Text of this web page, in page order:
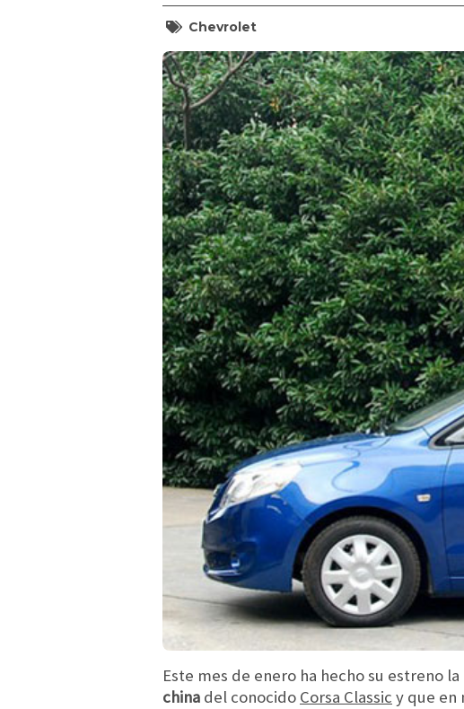
Chevrolet
Este mes de enero ha hecho su estreno
china del conocido Corsa Classic y que en